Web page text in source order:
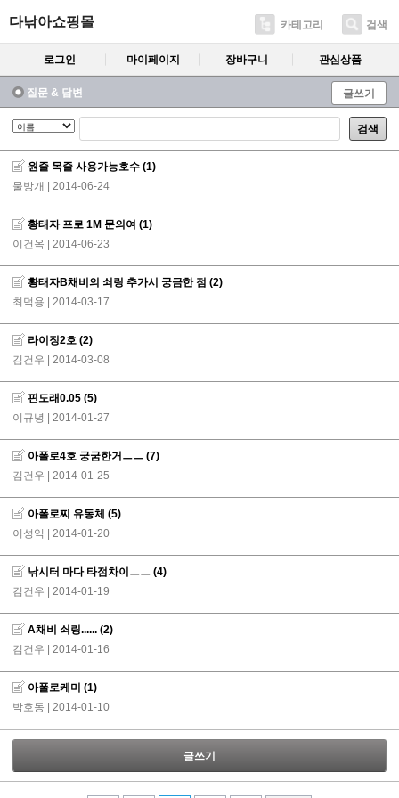
다낚아쇼핑몰 카테고리 검색
로그인 마이페이지 장바구니 관심상품
질문 & 답변 글쓰기
검색
원줄 목줄 사용가능호수 (1)
물방개 | 2014-06-24
황태자 프로 1M 문의여 (1)
이건옥 | 2014-06-23
황태자B채비의 쇠링 추가시 궁금한 점 (2)
최덕용 | 2014-03-17
라이징2호 (2)
김건우 | 2014-03-08
핀도래0.05 (5)
이규녕 | 2014-01-27
아폴로4호 궁굼한거ㅡㅡ (7)
김건우 | 2014-01-25
아폴로찌 유동체 (5)
이성익 | 2014-01-20
낚시터 마다 타점차이ㅡㅡ (4)
김건우 | 2014-01-19
A채비 쇠링...... (2)
김건우 | 2014-01-16
아폴로케미 (1)
박호동 | 2014-01-10
글쓰기